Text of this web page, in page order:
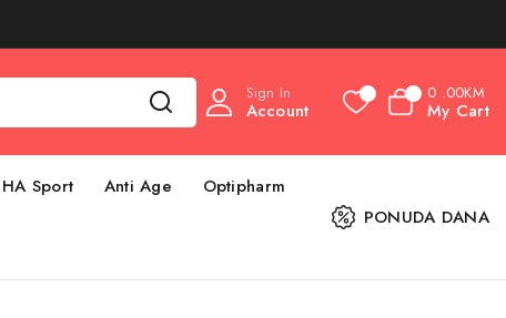
Sign In
Account
0 0 0 .00KM
My Cart
HA Sport Anti Age Optipharm
PONUDA DANA